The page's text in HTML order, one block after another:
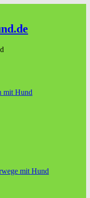
mit Hund
mit Hund